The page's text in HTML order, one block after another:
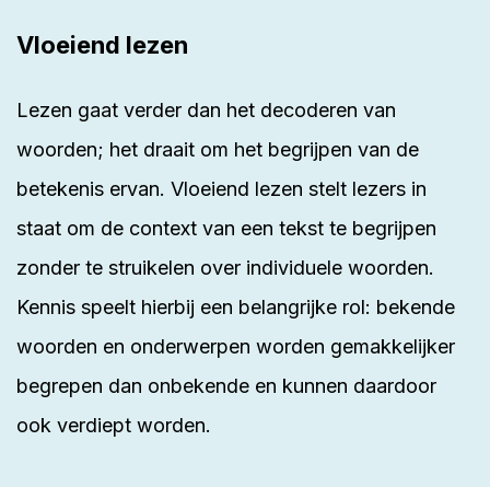
Vloeiend lezen
Lezen gaat verder dan het decoderen van
woorden; het draait om het begrijpen van de
betekenis ervan. Vloeiend lezen stelt lezers in
staat om de context van een tekst te begrijpen
zonder te struikelen over individuele woorden.
Kennis speelt hierbij een belangrijke rol: bekende
woorden en onderwerpen worden gemakkelijker
begrepen dan onbekende en kunnen daardoor
ook verdiept worden.